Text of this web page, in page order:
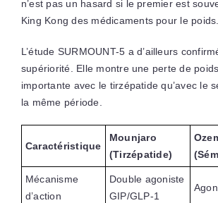
n’est pas un hasard si le premier est
King Kong des médicaments pour le poids.
L’étude SURMOUNT-5 a d’ailleurs
supériorité. Elle montre une perte de
importante avec le tirzépatide qu’avec le
la même période.
Caractéristique
Mounjaro
(Tirzépatide)
Mécanisme
d’action
Double agoniste
GIP/GLP-1